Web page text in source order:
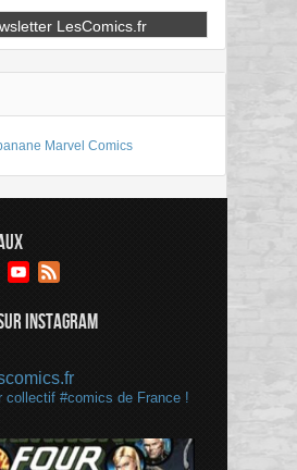
Marvel Comics
InstagramYouTube
INSTAGRAM
collectif #comics de France !